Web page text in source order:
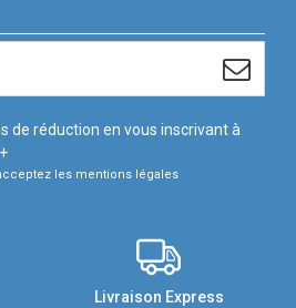
de réduction en vous inscrivant à
les mentions légales
Livraison Express